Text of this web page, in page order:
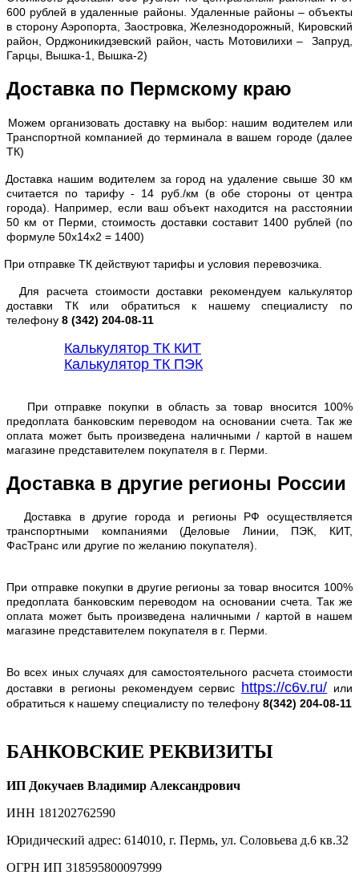
600 рублей в удаленные районы. Удаленные районы – объекты
в сторону Аэропорта, Заостровка, Железнодорожный, Кировский
район, Орджоникидзевский район, часть Мотовилихи – Запруд,
Гарцы, Вышка-1, Вышка-2)
Доставка по Пермскому краю
Можем организовать доставку на выбор: нашим водителем или
Транспортной компанией до терминала в вашем городе (далее
ТК)
Доставка нашим водителем за город на удаление свыше 30 км
считается по тарифу - 14 руб./км (в обе стороны от центра
города). Например, если ваш объект находится на расстоянии
50 км от Перми, стоимость доставки составит 1400 рублей (по
формуле 50х14х2 = 1400)
При отправке ТК действуют тарифы и условия перевозчика.
Для расчета стоимости доставки рекомендуем калькулятор
доставки ТК или обратиться к нашему специалисту по
телефону 8 (342) 204-08-11
Калькулятор ТК КИТ
Калькулятор ТК ПЭК
При отправке покупки в область за товар вносится 100%
предоплата банковским переводом на основании счета. Так же
оплата может быть произведена наличными / картой в нашем
магазине представителем покупателя в г. Перми.
Доставка в другие регионы России
Доставка в другие города и регионы РФ осуществляется
транспортными компаниями (Деловые Линии, ПЭК, КИТ,
ФасТранс или другие по желанию покупателя).
При отправке покупки в другие регионы за товар вносится 100%
предоплата банковским переводом на основании счета. Так же
оплата может быть произведена наличными / картой в нашем
магазине представителем покупателя в г. Перми.
Во всех иных случаях для самостоятельного расчета стоимости
доставки в регионы рекомендуем сервис
https://c6v.ru/ или
обратиться к нашему специалисту по телефону 8(342) 204-08-11
БАНКОВСКИЕ РЕКВИЗИТЫ
ИП Докучаев Владимир Александрович
ИНН 181202762590
Юридический адрес: 614010, г. Пермь, ул. Соловьева д.6 кв.32
ОГРН ИП 318595800097999